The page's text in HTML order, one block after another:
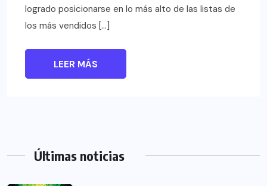
logrado posicionarse en lo más alto de las listas de
los más vendidos […]
LEER MÁS
Últimas noticias